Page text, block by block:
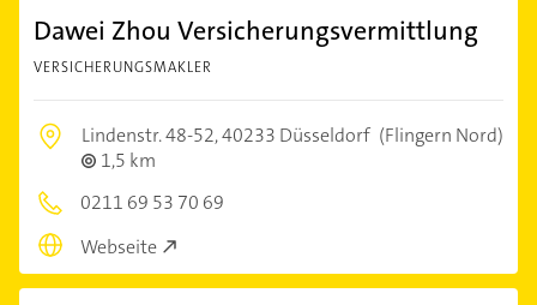
Dawei Zhou Versicherungsvermittlung
VERSICHERUNGSMAKLER
Lindenstr. 48-52,40233 Düsseldorf (Flingern Nord)
1,5 km
0211 69 53 70 69
Webseite